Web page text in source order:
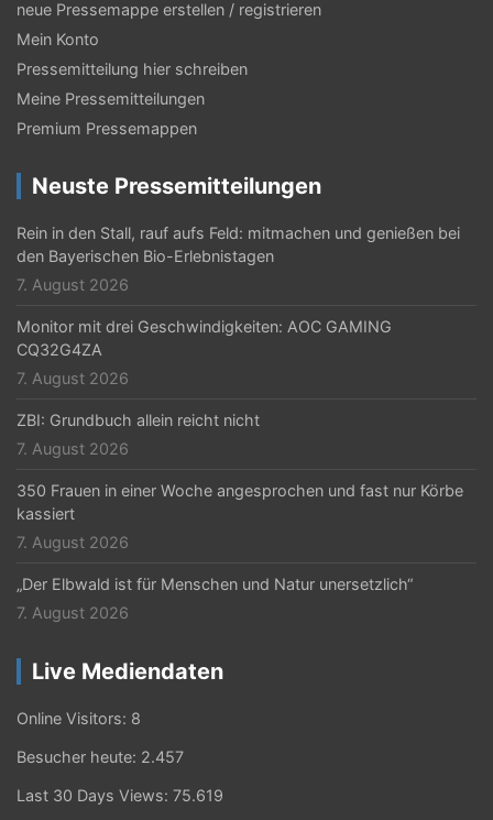
neue Pressemappe erstellen / registrieren
Mein Konto
Pressemitteilung hier schreiben
Meine Pressemitteilungen
Premium Pressemappen
Neuste Pressemitteilungen
Rein in den Stall, rauf aufs Feld: mitmachen und genießen bei
den Bayerischen Bio-Erlebnistagen
7. August 2026
Monitor mit drei Geschwindigkeiten: AOC GAMING
CQ32G4ZA
7. August 2026
ZBI: Grundbuch allein reicht nicht
7. August 2026
350 Frauen in einer Woche angesprochen und fast nur Körbe
kassiert
7. August 2026
„Der Elbwald ist für Menschen und Natur unersetzlich“
7. August 2026
Live Mediendaten
Online Visitors: 8
Besucher heute: 2.457
Last 30 Days Views: 75.619